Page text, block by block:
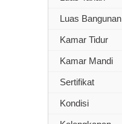
Luas Bangunan
Kamar Tidur
Kamar Mandi
Sertifikat
Kondisi